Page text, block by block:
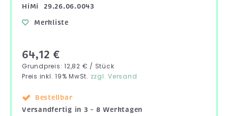
HiMi
29.26.06.0043
Merkliste
64,12 €
Grundpreis: 12,82 € / Stück
Preis inkl. 19% MwSt. zzgl. Versand
Bestellbar
Versandfertig in 3 – 8 Werktagen